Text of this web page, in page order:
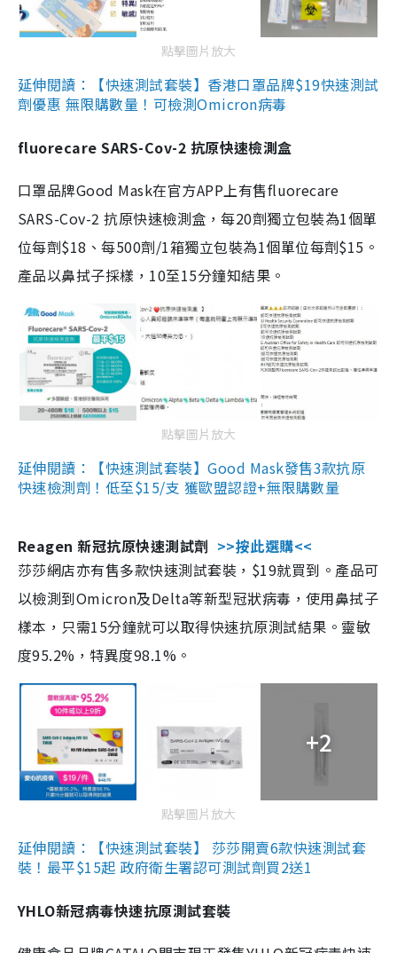
點擊圖片放大
延伸閱讀：【快速測試套裝】香港口罩品牌$19快速測試
劑優惠 無限購數量！可檢測Omicron病毒
fluorecare SARS-Cov-2 抗原快速檢測盒
口罩品牌Good Mask在官方APP上有售fluorecare
SARS-Cov-2 抗原快速檢測盒，每20劑獨立包裝為1個單
位每劑$18、每500劑/1箱獨立包裝為1個單位每劑$15。
產品以鼻拭子採樣，10至15分鐘知結果。
點擊圖片放大
延伸閱讀：【快速測試套裝】Good Mask發售3款抗原
快速檢測劑！低至$15/支 獲歐盟認證+無限購數量
Reagen 新冠抗原快速測試劑 >>按此選購<<
莎莎網店亦有售多款快速測試套裝，$19就買到。產品可
以檢測到Omicron及Delta等新型冠狀病毒，使用鼻拭子
樣本，只需15分鐘就可以取得快速抗原測試結果。靈敏
度95.2%，特異度98.1%。
+2
點擊圖片放大
延伸閱讀：【快速測試套裝】 莎莎開賣6款快速測試套
裝！最平$15起 政府衛生署認可測試劑買2送1
YHLO新冠病毒快速抗原測試套裝